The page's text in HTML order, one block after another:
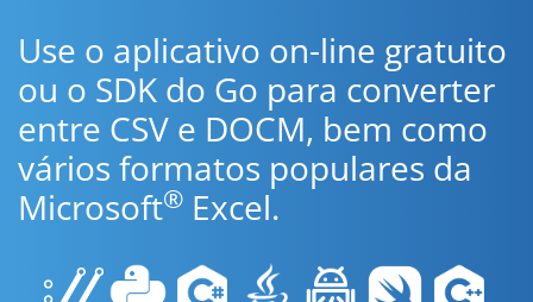
Use o aplicativo on-line gratuito
ou o SDK do Go para converter
entre CSV e DOCM, bem como
vários formatos populares da
Microsoft® Excel.